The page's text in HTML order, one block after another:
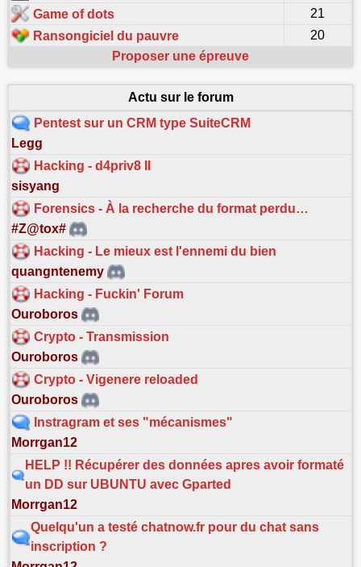
Game of dots
21
Ransongiciel du pauvre
20
Proposer une épreuve
Actu sur le forum
Pentest sur un CRM type SuiteCRM
Legg
Hacking - d4priv8 II
sisyang
Forensics - À la recherche du format perdu…
#Z@tox#
Hacking - Le mieux est l'ennemi du bien
quangntenemy
Hacking - Fuckin' Forum
Ouroboros
Crypto - Transmission
Ouroboros
Crypto - Vigenere reloaded
Ouroboros
Instragram et ses "mécanismes"
Morrgan12
HELP !! Récupérer des données apres avoir formaté
un DD sur UBUNTU avec Gparted
Morrgan12
Quelqu'un a testé chatnow.fr pour du chat sans
inscription ?